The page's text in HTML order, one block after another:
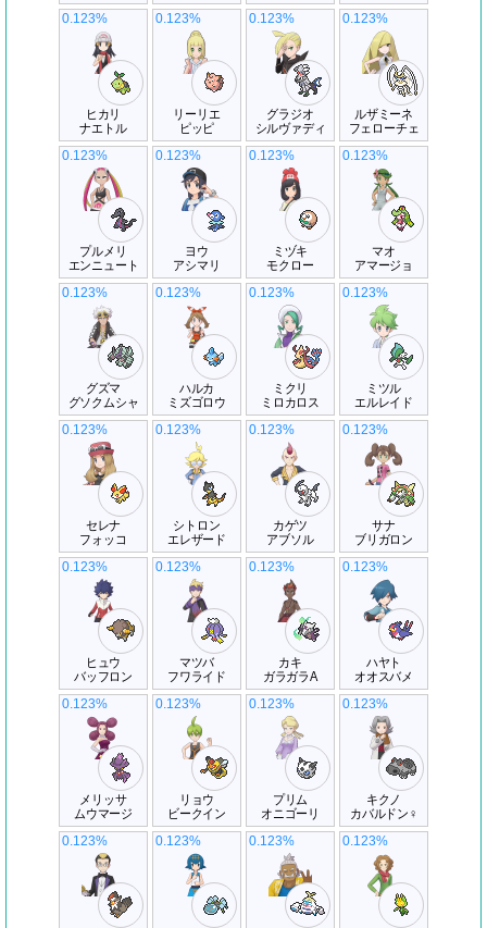
ヒカリ
ナエトル
0.123%
リーリエ
ピッピ
0.123%
グラジオ
シルヴァディ
0.123%
ルザミーネ
フェローチェ
0.123%
プルメリ
エンニュート
0.123%
ヨウ
アシマリ
0.123%
ミヅキ
モクロー
0.123%
マオ
アマージョ
0.123%
グズマ
グソクムシャ
0.123%
ハルカ
ミズゴロウ
0.123%
ミクリ
ミロカロス
0.123%
ミツル
エルレイド
0.123%
セレナ
フォッコ
0.123%
シトロン
エレザード
0.123%
カゲツ
アブソル
0.123%
サナ
ブリガロン
0.123%
ヒュウ
バッフロン
0.123%
マツバ
フワライド
0.123%
カキ
ガラガラA
0.123%
ハヤト
オオスバメ
0.123%
メリッサ
ムウマージ
0.123%
リョウ
ビークイン
0.123%
プリム
オニゴーリ
0.123%
キクノ
カバルドン♀
0.123%
0.123% 0.123% 0.123% 0.123%